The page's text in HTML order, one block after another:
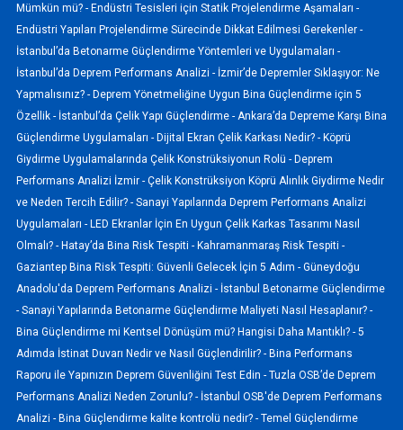
Mümkün mü? - Endüstri Tesisleri için Statik Projelendirme Aşamaları -
Endüstri Yapıları Projelendirme Sürecinde Dikkat Edilmesi Gerekenler -
İstanbul’da Betonarme Güçlendirme Yöntemleri ve Uygulamaları -
İstanbul’da Deprem Performans Analizi - İzmir’de Depremler Sıklaşıyor: Ne
Yapmalısınız? - Deprem Yönetmeliğine Uygun Bina Güçlendirme için 5
Özellik - İstanbul’da Çelik Yapı Güçlendirme - Ankara’da Depreme Karşı Bina
Güçlendirme Uygulamaları - Dijital Ekran Çelik Karkası Nedir? - Köprü
Giydirme Uygulamalarında Çelik Konstrüksiyonun Rolü - Deprem
Performans Analizi İzmir - Çelik Konstrüksiyon Köprü Alınlık Giydirme Nedir
ve Neden Tercih Edilir? - Sanayi Yapılarında Deprem Performans Analizi
Uygulamaları - LED Ekranlar İçin En Uygun Çelik Karkas Tasarımı Nasıl
Olmalı? - Hatay’da Bina Risk Tespiti - Kahramanmaraş Risk Tespiti -
Gaziantep Bina Risk Tespiti: Güvenli Gelecek İçin 5 Adım - Güneydoğu
Anadolu'da Deprem Performans Analizi - İstanbul Betonarme Güçlendirme
- Sanayi Yapılarında Betonarme Güçlendirme Maliyeti Nasıl Hesaplanır? -
Bina Güçlendirme mi Kentsel Dönüşüm mü? Hangisi Daha Mantıklı? - 5
Adımda İstinat Duvarı Nedir ve Nasıl Güçlendirilir? - Bina Performans
Raporu ile Yapınızın Deprem Güvenliğini Test Edin - Tuzla OSB’de Deprem
Performans Analizi Neden Zorunlu? - İstanbul OSB'de Deprem Performans
Analizi - Bina Güçlendirme kalite kontrolü nedir? - Temel Güçlendirme